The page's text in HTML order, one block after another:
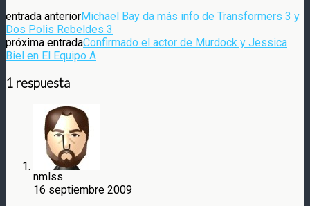
entrada anteriorMichael Bay da más info de Transformers 3 y
Dos Polis Rebeldes 3
próxima entradaConfirmado el actor de Murdock y Jessica
Biel en El Equipo A
1 respuesta
nmlss
16 septiembre 2009